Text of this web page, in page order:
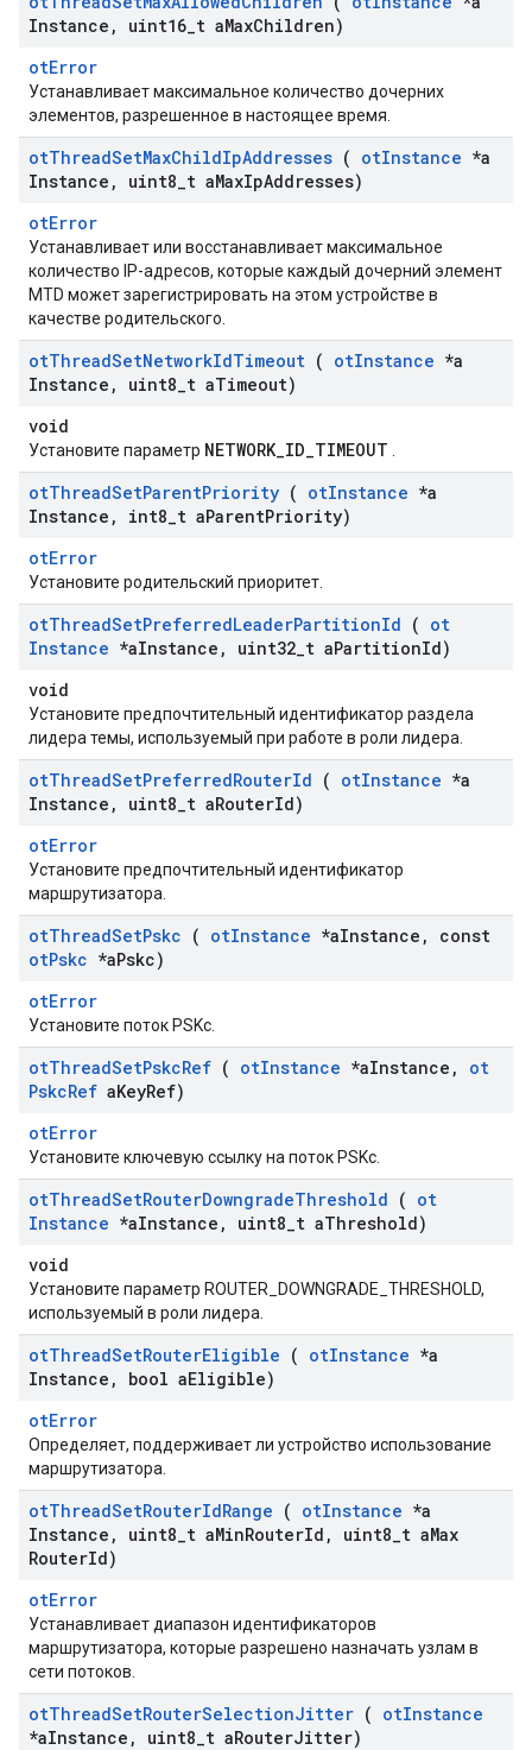
Instance , uint16 t aMaxChildren)
otError
Устанавливает максимальное количество дочерних
элементов, разрешенное в настоящее время.
otThreadSetMaxChildIpAddresses ( otInstance *a
Instance , uint8 t aMaxIpAddresses)
otError
Устанавливает или восстанавливает максимальное
количество IP-адресов, которые каждый дочерний элемент
MTD может зарегистрировать на этом устройстве в
качестве родительского.
otThreadSetNetworkIdTimeout ( otInstance *a
Instance , uint8 t aTimeout)
void
Установите параметр NETWORK_ID_TIMEOUT
otThreadSetParentPriority ( otInstance *a
Instance , int8 t aParentPriority)
otError
Установите родительский приоритет.
otThreadSetPreferredLeaderPartitionId ( ot
Instance *aInstance , uint32 t aPartitionId)
void
Установите предпочтительный идентификатор раздела
лидера темы, используемый при работе в роли лидера.
otThreadSetPreferredRouterId ( otInstance *a
Instance , uint8 t aRouterId)
otError
Установите предпочтительный идентификатор
маршрутизатора.
otThreadSetPskc ( otInstance *aInstance ,
const
otPskc *aPskc)
otError
Установите поток PSKc.
otThreadSetPskcRef ( otInstance *aInstance ,
ot
PskcRef aKeyRef)
otError
Установите ключевую ссылку на поток PSKc.
otThreadSetRouterDowngradeThreshold ( ot
Instance *aInstance , uint8 t aThreshold)
void
Установите параметр ROUTER_DOWNGRADE_THRESHOLD,
используемый в роли лидера.
otThreadSetRouterEligible ( otInstance *a
Instance , bool aEligible)
otError
Определяет, поддерживает ли устройство использование
маршрутизатора.
otThreadSetRouterIdRange ( otInstance *a
Instance , uint8 t aMinRouterId , uint8 t aMax
RouterId)
otError
Устанавливает диапазон идентификаторов
маршрутизатора, которые разрешено назначать узлам в
сети потоков.
otThreadSetRouterSelectionJitter ( otInstance
*aInstance , uint8 t aRouterJitter)